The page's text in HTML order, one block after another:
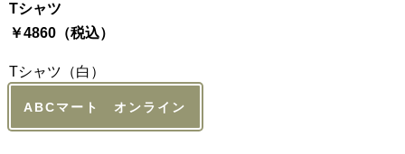
Tシャツ
￥4860（税込）
Tシャツ（白）
ABCマート オンライン